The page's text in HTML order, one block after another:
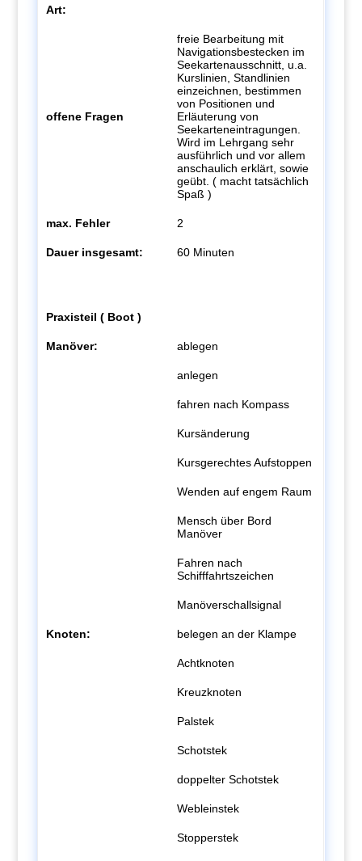
Art:
offene Fragen
freie Bearbeitung mit
Navigationsbestecken im
Seekartenausschnitt, u.a.
Kurslinien, Standlinien
einzeichnen, bestimmen
von Positionen und
Erläuterung von
Seekarteneintragungen.
Wird im Lehrgang sehr
ausführlich und vor allem
anschaulich erklärt, sowie
geübt. ( macht tatsächlich
Spaß )
max. Fehler 2
Dauer insgesamt: 60 Minuten
Praxisteil ( Boot )
Manöver: ablegen
anlegen
fahren nach Kompass
Kursänderung
Kursgerechtes Aufstoppen
Wenden auf engem Raum
Mensch über Bord
Manöver
Fahren nach
Schifffahrtszeichen
Manöverschallsignal
Knoten: belegen an der Klampe
Achtknoten
Kreuzknoten
Palstek
Schotstek
doppelter Schotstek
Webleinstek
Stopperstek